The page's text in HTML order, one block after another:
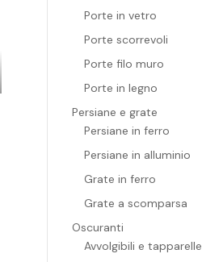
Porte in vetro
Porte scorrevoli
Porte filo muro
Porte in legno
Persiane e grate
Persiane in ferro
Persiane in alluminio
Grate in ferro
Grate a scomparsa
Oscuranti
Avvolgibili e tapparelle